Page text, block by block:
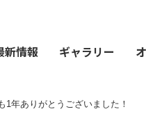
新情報 ギャラリー
1年ありがとうございました！